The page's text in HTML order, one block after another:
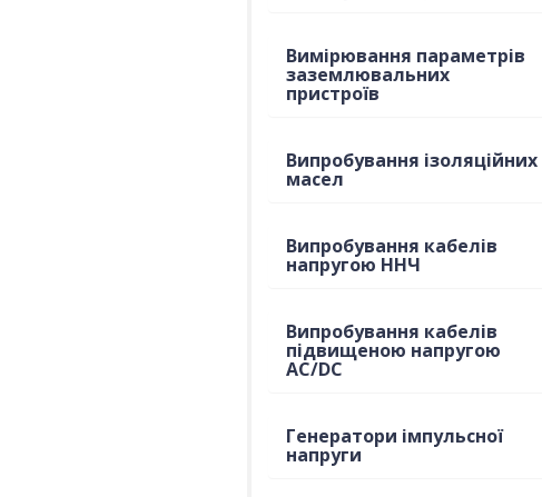
Вимірювання параметрів
заземлювальних
пристроїв
Випробування ізоляційних
масел
Випробування кабелів
напругою ННЧ
Випробування кабелів
підвищеною напругою
AC/DC
Генератори імпульсної
напруги